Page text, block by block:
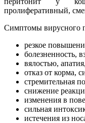
пролиферативный,
Симптомы вирусного
резкое
болезненность,
вялостью,
отказ от корма,
стремительная
снижение
изменения в
сильная
истечения из